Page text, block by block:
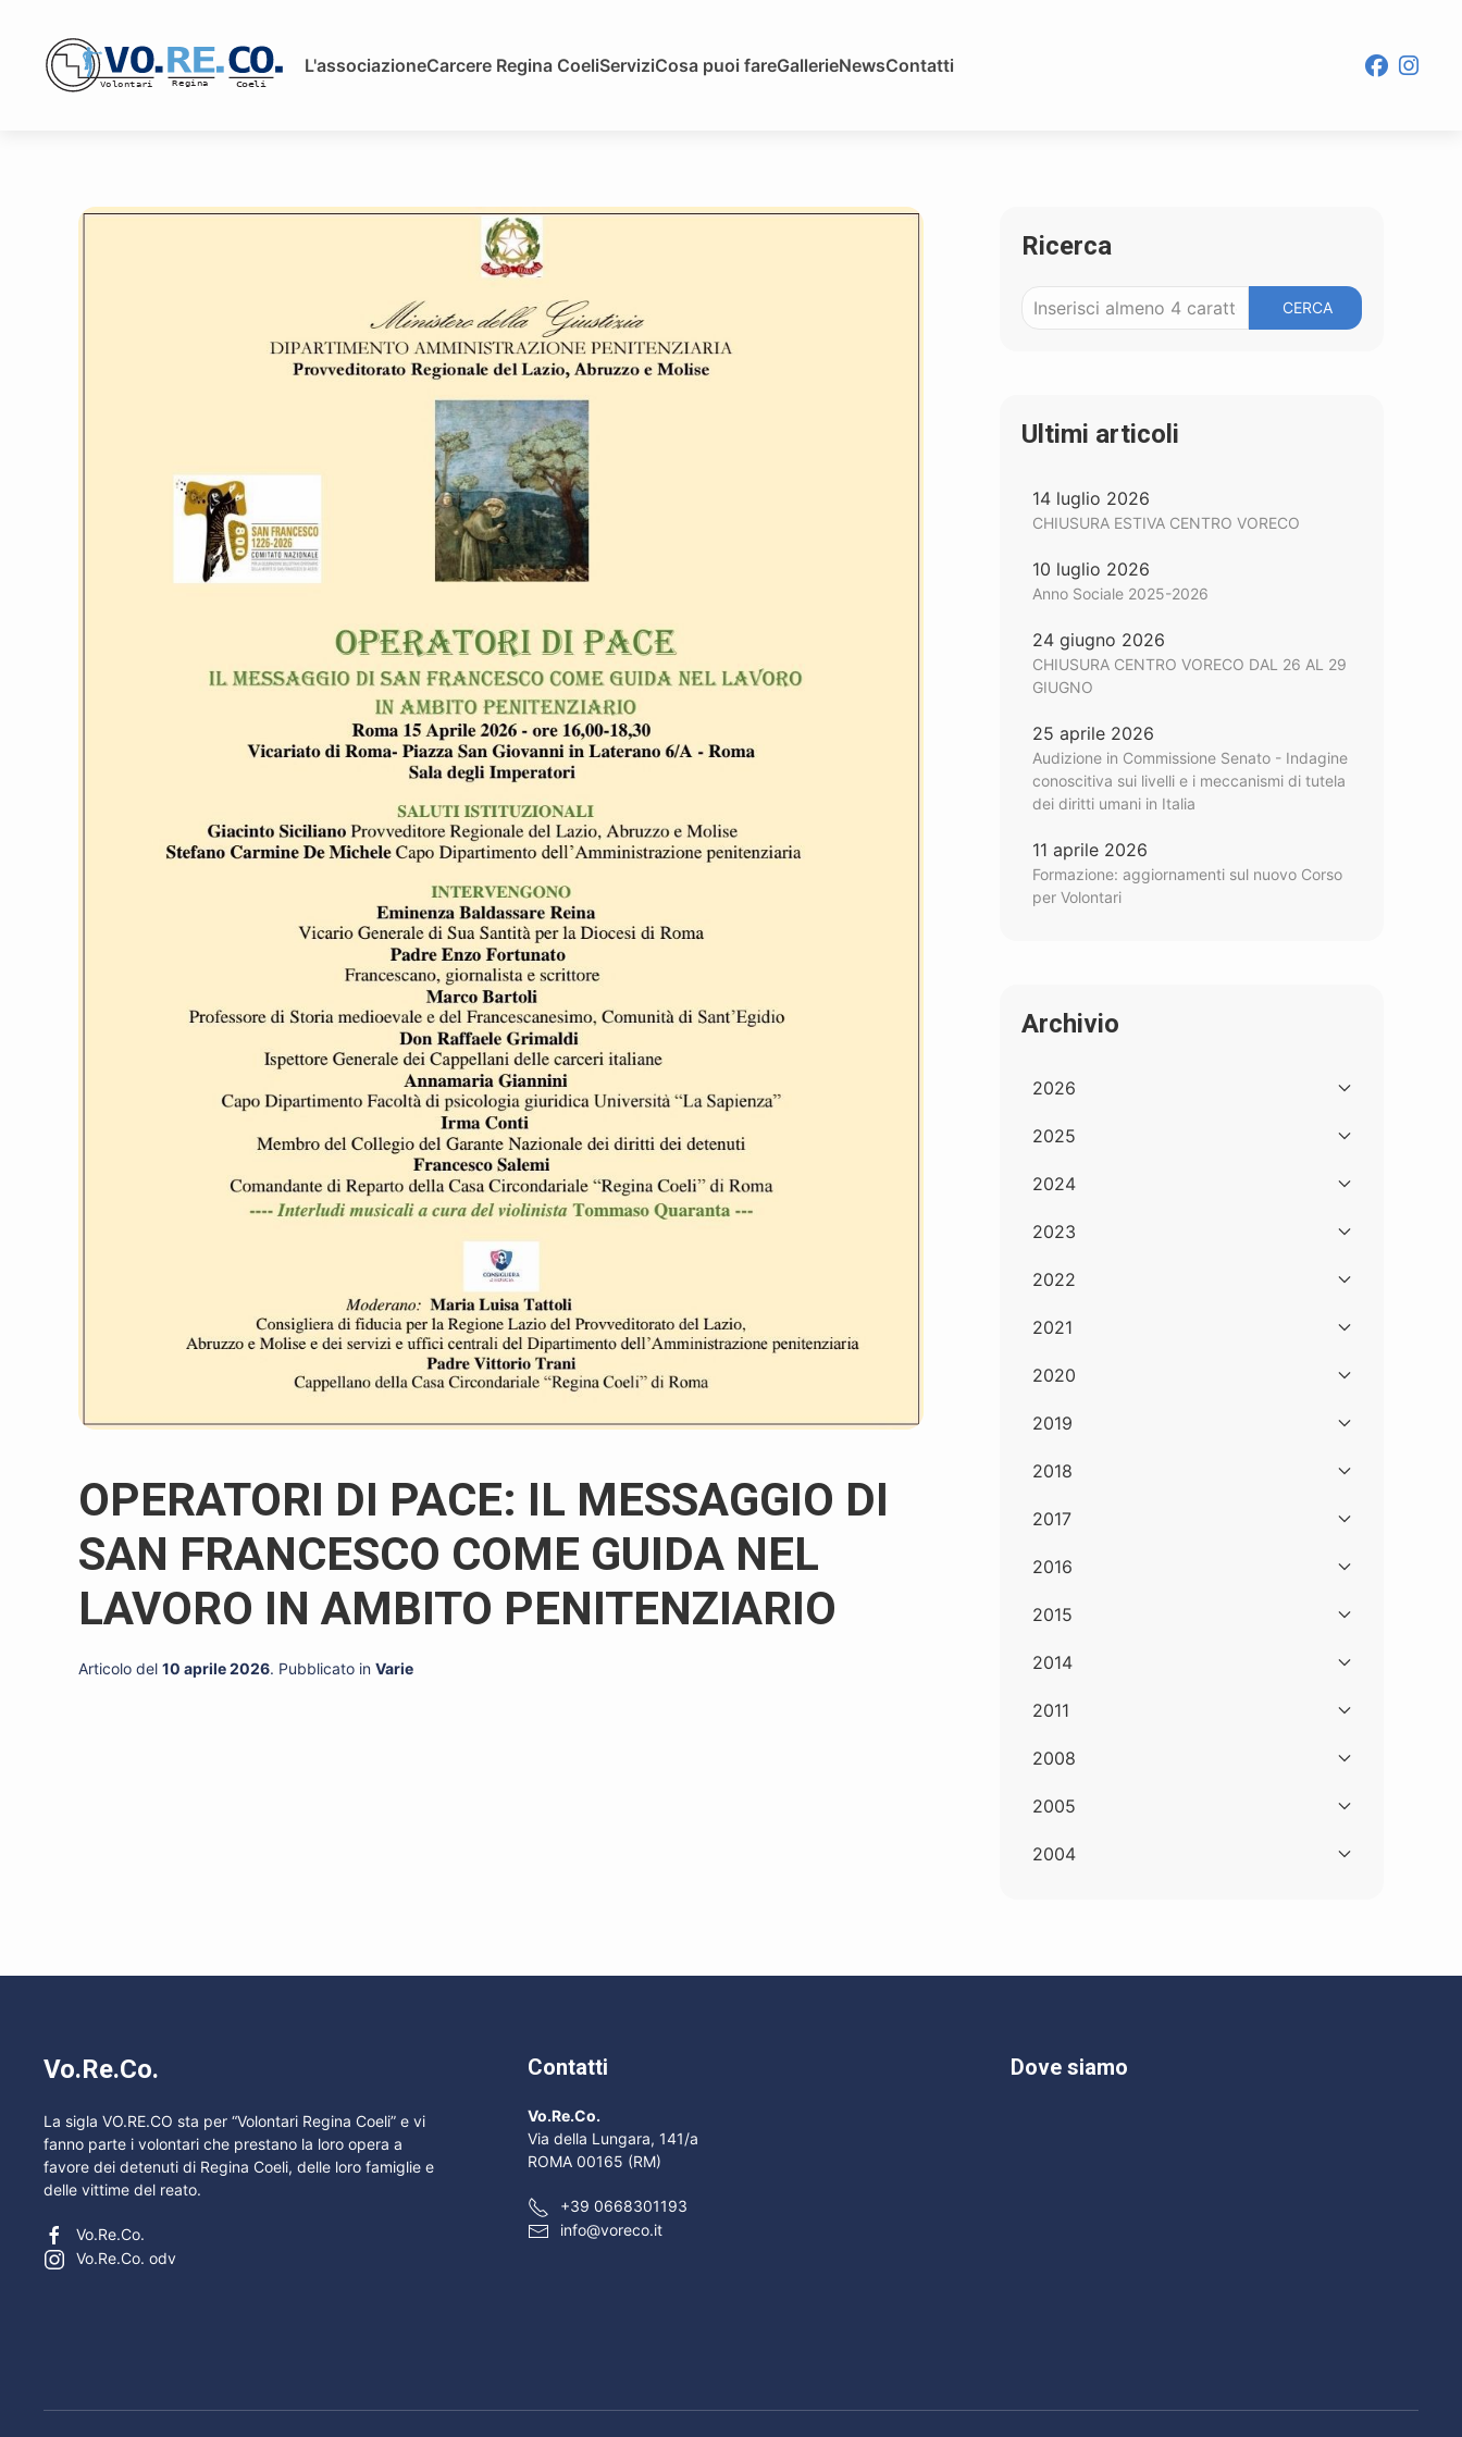
L'associazioneCarcere Regina CoeliServiziCosa puoi fareGallerieNewsContatti
OPERATORI DI PACE: IL MESSAGGIO DI
SAN FRANCESCO COME GUIDA NEL
LAVORO IN AMBITO PENITENZIARIO
Articolo del 10 aprile 2026. Pubblicato in Varie
Ricerca
CERCA
Ultimi articoli
14 luglio 2026
CHIUSURA ESTIVA CENTRO VORECO
10 luglio 2026
Anno Sociale 2025-2026
24 giugno 2026
CHIUSURA CENTRO VORECO DAL 26 AL 29
GIUGNO
25 aprile 2026
Audizione in Commissione Senato - Indagine
conoscitiva sui livelli e i meccanismi di tutela
dei diritti umani in Italia
11 aprile 2026
Formazione: aggiornamenti sul nuovo Corso
per Volontari
Archivio
2026
2025
2024
2023
2022
2021
2020
2019
2018
2017
2016
2015
2014
2011
2008
2005
2004
Vo.Re.Co.
La sigla VO.RE.CO sta per “Volontari Regina Coeli” e vi
fanno parte i volontari che prestano la loro opera a
favore dei detenuti di Regina Coeli, delle loro famiglie e
delle vittime del reato.
Vo.Re.Co.
Vo.Re.Co. odv
Contatti
Vo.Re.Co.
Via della Lungara, 141/a
ROMA 00165 (RM)
+39 0668301193
info@voreco.it
Dove siamo